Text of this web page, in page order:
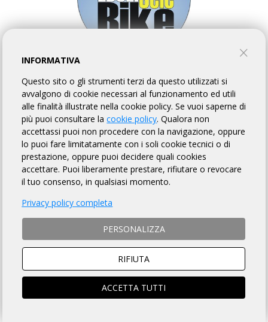
CICLISTICA EBOLI SELE BIKE
PROFILO EVENTI
PROFILO
https://www.audaxitalia.it/index.php?
pg=iscrizioni&org=188&obid=1454&p=organizzatori
L’Associazione sportiva dilettantistica “Ciclistica Eboli Sele Bike“
nasce ad Eboli nel febbraio 2012. Il fine dell’associazione è
innalzare la qualità della vita attraverso la valorizzazione e
l’organizzazione del tempo libero dei propri associati. La
“Ciclistica EboliSeleBike” promuove prevalentemente
l’organizzazione di attività ciclistica a livello dilettantistico ed
amatoriale, con particolare riferimento alla pratica del
cicloturismo di gruppo. In quest’ottica viene organizzata ogni
anno la “Ciclopedalata Terra delle Bufale” e soprattutto la
INFORMATIVA
Questo sito o gli strumenti terzi da questo utilizzati si
avvalgono di cookie necessari al funzionamento ed utili
alle finalità illustrate nella cookie policy. Se vuoi saperne di
più puoi consultare lacookie policy. Qualora non
accettassi puoi non procedere con la navigazione, oppure
lo puoi fare limitatamente con i soli cookie tecnici o di
prestazione, oppure puoi decidere quali cookies
accettare. Puoi liberamente prestare, rifiutare o revocare
il tuo consenso, in qualsiasi momento.
Privacy policy completa
PERSONALIZZA
RIFIUTA
ACCETTA TUTTI